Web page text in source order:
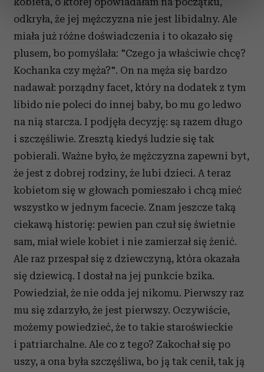
sekcji szczegółów. W Deklaracji plików cookie możesz
zmienić lub wycofać swoją zgodę w dowolnej chwili.
Wykorzystujemy pliki cookie do spersonalizowania treści
i reklam, aby oferować funkcje społecznościowe i
analizować ruch w naszej witrynie. Informacje o tym, jak
korzystasz z naszej witryny, udostępniamy partnerom
Partnerzy mogą połączyć te informacje z innymi danymi
otrzymanymi od Ciebie lub uzyskanymi podczas
korzystania z ich usług.
odkryła, że jej mężczyzna nie jest libidalny. Ale
miała już różne doświadczenia i to okazało się
plusem, bo pomyślała: "Czego ja właściwie chcę?
Kochanka czy męża?". On na męża się bardzo
nadawał: porządny facet, który na dodatek z tym
libido nie poleci do innej baby, bo mu go ledwo
na nią starcza. I podjęła decyzję: są razem długo
i szczęśliwie. Zresztą kiedyś ludzie się tak
pobierali. Ważne było, że mężczyzna zapewni byt,
że jest z dobrej rodziny, że lubi dzieci. A teraz
kobietom się w głowach pomieszało i chcą mieć
wszystko w jednym facecie. Znam jeszcze taką
ciekawą historię: pewien pan czuł się świetnie
sam, miał wiele kobiet i nie zamierzał się żenić.
Ale raz przespał się z dziewczyną, która okazała
się dziewicą. I dostał na jej punkcie bzika.
Powiedział, że nie odda jej nikomu. Pierwszy raz
mu się zdarzyło, że jest pierwszy. Oczywiście,
możemy powiedzieć, że to takie staroświeckie
i patriarchalne. Ale co z tego? Zakochał się po
uszy, a ona była szczęśliwa, bo ją tak cenił, tak ją